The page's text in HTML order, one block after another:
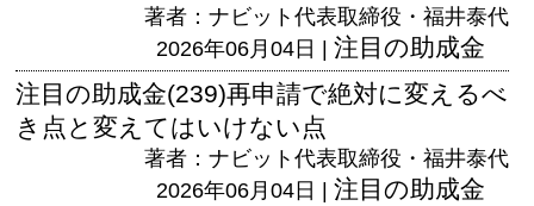
著者：ナビット代表取締役・福井泰代
2026年06月04日 | 注目の助成金
注目の助成金(239)再申請で絶対に変えるべ
き点と変えてはいけない点
著者：ナビット代表取締役・福井泰代
2026年06月04日 | 注目の助成金